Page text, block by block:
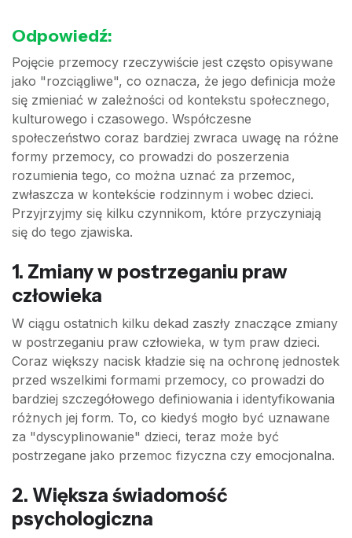
Odpowiedź:
Pojęcie przemocy rzeczywiście jest często opisywane
jako "rozciągliwe", co oznacza, że jego definicja może
się zmieniać w zależności od kontekstu społecznego,
kulturowego i czasowego. Współczesne
społeczeństwo coraz bardziej zwraca uwagę na różne
formy przemocy, co prowadzi do poszerzenia
rozumienia tego, co można uznać za przemoc,
zwłaszcza w kontekście rodzinnym i wobec dzieci.
Przyjrzyjmy się kilku czynnikom, które przyczyniają
się do tego zjawiska.
1. Zmiany w postrzeganiu praw
człowieka
W ciągu ostatnich kilku dekad zaszły znaczące zmiany
w postrzeganiu praw człowieka, w tym praw dzieci.
Coraz większy nacisk kładzie się na ochronę jednostek
przed wszelkimi formami przemocy, co prowadzi do
bardziej szczegółowego definiowania i identyfikowania
różnych jej form. To, co kiedyś mogło być uznawane
za "dyscyplinowanie" dzieci, teraz może być
postrzegane jako przemoc fizyczna czy emocjonalna.
2. Większa świadomość
psychologiczna